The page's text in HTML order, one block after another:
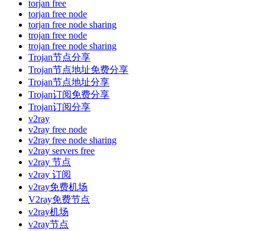
torjan free
torjan free node
torjan free node sharing
trojan free node
trojan free node sharing
Trojan节点分享
Trojan节点地址免费分享
Trojan节点地址分享
Trojan订阅免费分享
Trojan订阅分享
v2ray
v2ray free node
v2ray free node sharing
v2ray servers free
v2ray 节点
v2ray 订阅
v2ray免费机场
V2ray免费节点
v2ray机场
v2ray节点